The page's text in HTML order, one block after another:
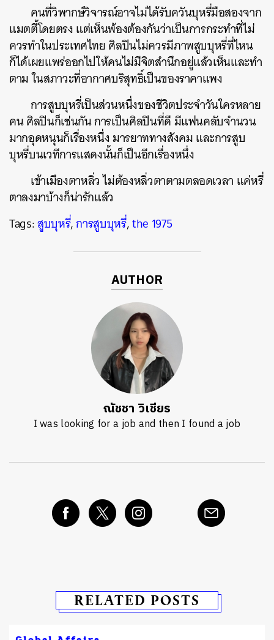
คนที่วิพากษ์วิจารณ์อาจไม่ได้รับควันบุหรี่มือสองจาก
แมตตี้โดยตรง แต่เห็นพ้องต้องกันว่าเป็นการกระทำที่ไม่
ควรทำในประเทศไทย ศิลปินไม่ควรมีภาพสูบบุหรี่ที่ไหน
ก็ได้เผยแพร่ออกไปให้คนไม่มีจิตสำนึกอยู่แล้วเห็นและทำ
ตาม ในสภาวะที่อากาศบริสุทธิ์เป็นของราคาแพง
การสูบบุหรี่เป็นส่วนหนึ่งของชีวิตประจำวันใครหลาย
คน ศิลปินก็เช่นกัน การเป็นศิลปินที่ดี มีแฟนคลับจำนวน
มากอุดหนุนก็เรื่องหนึ่ง มารยาททางสังคม และการสูบ
บุหรี่บนเวทีการแสดงนั้นก็เป็นอีกเรื่องหนึ่ง
เข้าเมืองตาหลิ่ว ไม่ต้องหลิ่วตาตามตลอดเวลา แค่หรี่
ตาลงมาบ้างก็น่ารักแล้ว
Tags:สูบบุหรี่,การสูบบุหรี่,the 1975
AUTHOR
ณัชชา วิเชียร
I was looking for a job and then I found a job
RELATED POSTS